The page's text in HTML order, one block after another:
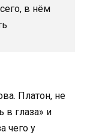
в нём
Платон, не
в глаза» и
чего у